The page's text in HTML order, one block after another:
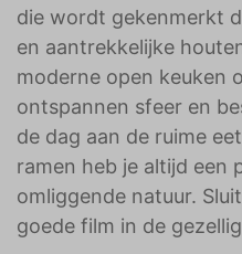
die wordt gekenmerkt
en aantrekkelijke
moderne open keuken
ontspannen sfeer en
de dag aan de ruime
ramen heb je altijd een
omliggende natuur.
goede film in de